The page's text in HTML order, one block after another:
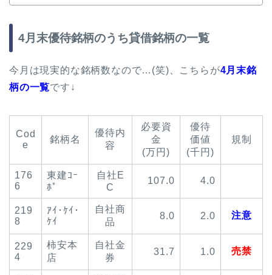
4月末優待銘柄のうち貸借銘柄の一覧
今月は現実的な銘柄数なので…(笑)、こちらが4月末銘
柄の一覧です↓
Cod
e
銘柄名
優待内
容
必要資
金
(万円)
優待
価値
(千円)
規制
176
6
東建ｺｰ
ﾎﾟ
自社E
C
107.0 4.0
219
8
ｱｲ･ｹｲ･
ｹｲ
自社商
品
8.0 2.0 注意
229
4
柿安本
店
自社金
券
31.7 1.0 売禁